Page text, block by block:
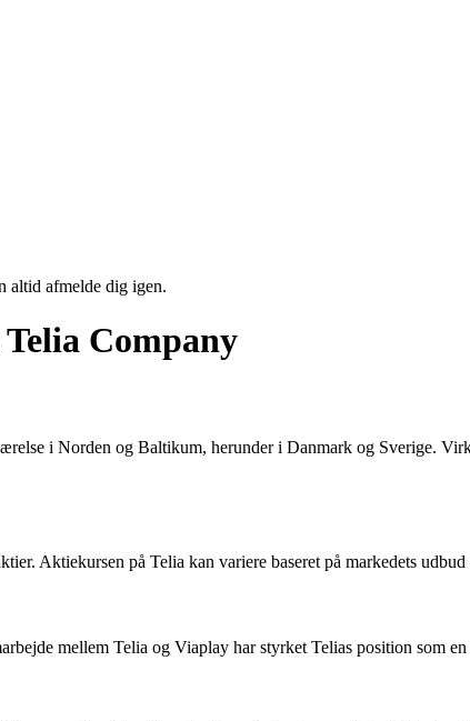
altid afmelde dig igen.
Company
i Norden og Baltikum, herunder i Danmark og Sverige.
Aktiekursen på Telia kan variere baseret på markedets
mellem Telia og Viaplay har styrket Telias position som